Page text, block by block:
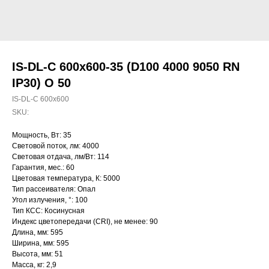
IS-DL-C 600x600-35 (D100 4000 9050 RN
IP30) O 50
IS-DL-C 600x600
SKU:
Мощность, Вт: 35
Световой поток, лм: 4000
Световая отдача, лм/Вт: 114
Гарантия, мес.: 60
Цветовая температура, К: 5000
Тип рассеивателя: Опал
Угол излучения, °: 100
Тип КСС: Косинусная
Индекс цветопередачи (CRI), не менее: 90
Длина, мм: 595
Ширина, мм: 595
Высота, мм: 51
Масса, кг: 2,9